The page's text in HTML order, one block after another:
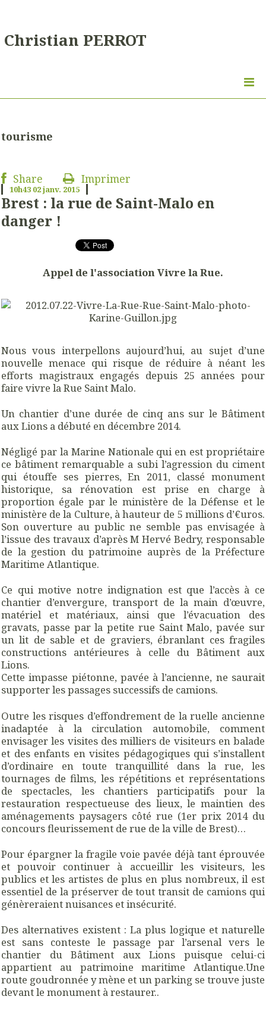
Christian PERROT
tourisme
Share Imprimer
10h43 02janv. 2015
Brest : la rue de Saint-Malo en
danger !
Appel de l'association Vivre la Rue.
Nous vous interpellons aujourd’hui, au sujet d’une
nouvelle menace qui risque de réduire à néant les
efforts magistraux engagés depuis 25 années pour
faire vivre la Rue Saint Malo.
Un chantier d’une durée de cinq ans sur le Bâtiment
aux Lions a débuté en décembre 2014.
Négligé par la Marine Nationale qui en est propriétaire
ce bâtiment remarquable a subi l’agression du ciment
qui étouffe ses pierres, En 2011, classé monument
historique, sa rénovation est prise en charge à
proportion égale par le ministère de la Défense et le
ministère de la Culture, à hauteur de 5 millions d’€uros.
Son ouverture au public ne semble pas envisagée à
l’issue des travaux d’après M Hervé Bedry, responsable
de la gestion du patrimoine auprès de la Préfecture
Maritime Atlantique.
Ce qui motive notre indignation est que l’accès à ce
chantier d’envergure, transport de la main d’œuvre,
matériel et matériaux, ainsi que l’évacuation des
gravats, passe par la petite rue Saint Malo, pavée sur
un lit de sable et de graviers, ébranlant ces fragiles
constructions antérieures à celle du Bâtiment aux
Lions.
Cette impasse piétonne, pavée à l’ancienne, ne saurait
supporter les passages successifs de camions.
Outre les risques d’effondrement de la ruelle ancienne
inadaptée à la circulation automobile, comment
envisager les visites des milliers de visiteurs en balade
et des enfants en visites pédagogiques qui s’installent
d’ordinaire en toute tranquillité dans la rue, les
tournages de films, les répétitions et représentations
de spectacles, les chantiers participatifs pour la
restauration respectueuse des lieux, le maintien des
aménagements paysagers côté rue (1er prix 2014 du
concours fleurissement de rue de la ville de Brest)…
Pour épargner la fragile voie pavée déjà tant éprouvée
et pouvoir continuer à accueillir les visiteurs, les
publics et les artistes de plus en plus nombreux, il est
essentiel de la préserver de tout transit de camions qui
génèreraient nuisances et insécurité.
Des alternatives existent : La plus logique et naturelle
est sans conteste le passage par l’arsenal vers le
chantier du Bâtiment aux Lions puisque celui-ci
appartient au patrimoine maritime Atlantique.Une
route goudronnée y mène et un parking se trouve juste
devant le monument à restaurer..